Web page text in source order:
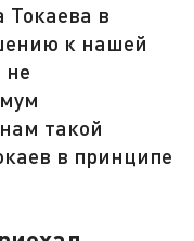
в
к нашей
не
такой
в принципе